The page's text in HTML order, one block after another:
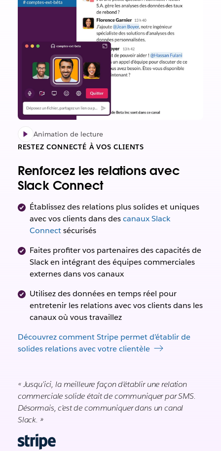
Animation de lecture
RESTEZ CONNECTÉ À VOS CLIENTS
Renforcez les relations avec
Slack Connect
Établissez des relations plus solides et uniques
avec vos clients dans descanaux Slack
Connectsécurisés
Faites profiter vos partenaires des capacités de
Slack en intégrant des équipes commerciales
externes dans vos canaux
Utilisez des données en temps réel pour
entretenir les relations avec vos clients dans les
canaux où vous travaillez
Découvrez comment Stripe permet d’établir de
solides relations avec votre clientèle
« Jusqu’ici, la meilleure façon d’établir une relation
commerciale solide était de communiquer par SMS.
Désormais, c’est de communiquer dans un canal
Slack. »